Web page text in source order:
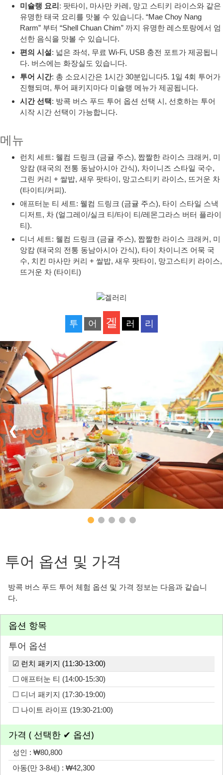
미슐랭 요리: 팟타이, 마사만 카레, 망고 스티키 라이스와 같은
유명한 태국 요리를 맛볼 수 있습니다. “Mae Choy Nang
Rarm” 부터 “Shell Chuan Chim” 까지 유명한 레스토랑에서 엄
선한 음식을 맛볼 수 있습니다.
편의 시설: 넓은 좌석, 무료 Wi-Fi, USB 충전 포트가 제공됩니
다. 버스에는 화장실도 있습니다.
투어 시간: 총 소요시간은 1시간 30분입니다5. 1일 4회 투어가
진행되며, 투어 패키지마다 미슐랭 메뉴가 제공됩니다.
시간 선택: 방콕 버스 푸드 투어 옵션 선택 시, 선호하는 투어
시작 시간 선택이 가능합니다.
메뉴
런치 세트: 웰컴 드링크 (금귤 주스), 짭짤한 라이스 크래커, 미
앙캄 (태국의 전통 동남아시아 간식), 차이니즈 스타일 국수,
그린 커리 + 쌀밥, 새우 팟타이, 망고스티키 라이스, 뜨거운 차
(타이티/커피).
애프터눈 티 세트: 웰컴 드링크 (금귤 주스), 타이 스타일 스낵
디저트, 차 (얼그레이/실크 티/타이 티/레몬그라스 버터 플라이
티).
디너 세트: 웰컴 드링크 (금귤 주스), 짭짤한 라이스 크래커, 미
앙캄 (태국의 전통 동남아시아 간식), 타이 차이니즈 어묵 국
수, 치킨 마사만 커리 + 쌀밥, 새우 팟타이, 망고스티키 라이스,
뜨거운 차 (타이티)
투 어 겔 러 리
1 / 5
❮ ❯
투어 옵션 및 가격
방콕 버스 푸드 투어 체험 옵션 및 가격 정보는 다음과 같습니
다.
옵션 항목
투어 옵션
☑ 런치 패키지 (11:30-13:00)
☐ 애프터눈 티 (14:00-15:30)
☐ 디너 패키지 (17:30-19:00)
☐ 나이트 라이프 (19:30-21:00)
가격 ( 선택한 ✔ 옵션)
성인 : ₩80,800
아동(만 3-8세) : ₩42,300